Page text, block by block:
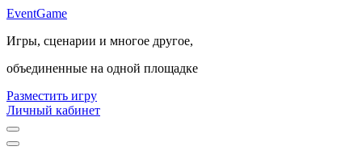
EventGame
Игры, сценарии и многое другое,
объединенные на одной площадке
Разместить игру
Личный кабинет